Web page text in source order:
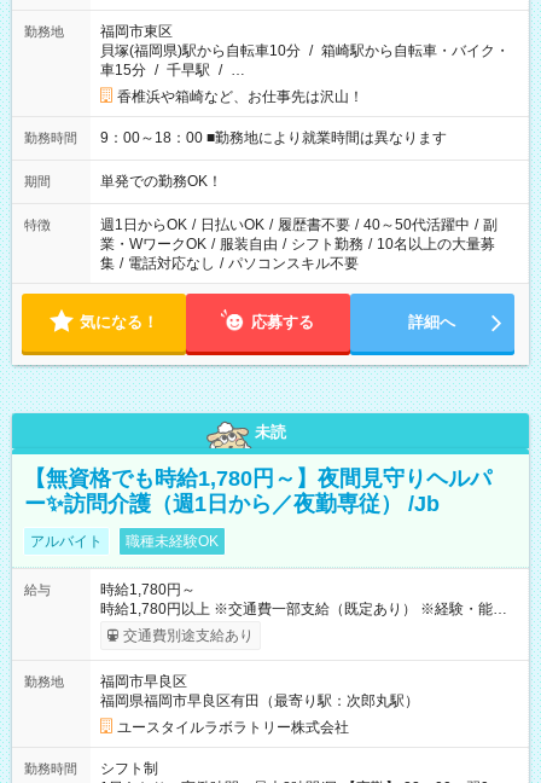
勤務地
福岡市東区
貝塚(福岡県)駅から自転車10分 / 箱崎駅から自転車・バイク・
車15分 / 千早駅 / …
香椎浜や箱崎など、お仕事先は沢山！
勤務時間 9：00～18：00 ■勤務地により就業時間は異なります
期間 単発での勤務OK！
特徴 週1日からOK / 日払いOK / 履歴書不要 / 40～50代活躍中 / 副
業・WワークOK / 服装自由 / シフト勤務 / 10名以上の大量募
集 / 電話対応なし / パソコンスキル不要
気になる！ 応募する 詳細へ
未読
【無資格でも時給1,780円～】夜間見守りヘルパ
ー✨訪問介護（週1日から／夜勤専従） /Jb
アルバイト 職種未経験OK
給与
時給1,780円～
時給1,780円以上 ※交通費一部支給（既定あり） ※経験・能力を
考慮して決定します 【収入例】 週1回勤務の場合：1,780円×8時
間×4回=5万6,960円 週3回勤務の場合：1,780円×8時間×12回
月 ※ 雇用形態と給与に、本採用時と異なる部分があります。 雇
用形態：本採用時と同じです。 給与：時給 1,490円以上
交通費別途支給あり
勤務地
福岡市早良区
福岡県福岡市早良区有田（最寄り駅：次郎丸駅）
ユースタイルラボラトリー株式会社
勤務時間
シフト制